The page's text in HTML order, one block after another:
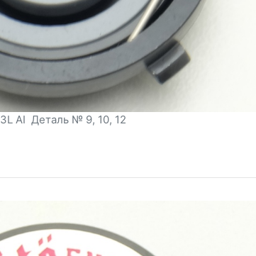
AI Деталь № 9, 10, 12